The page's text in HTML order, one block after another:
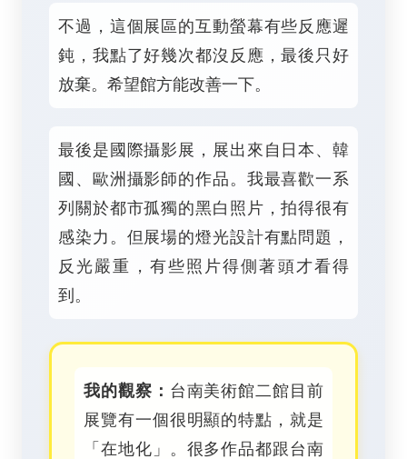
不過，這個展區的互動螢幕有些反應遲
鈍，我點了好幾次都沒反應，最後只好
放棄。希望館方能改善一下。
最後是國際攝影展，展出來自日本、韓
國、歐洲攝影師的作品。我最喜歡一系
列關於都市孤獨的黑白照片，拍得很有
感染力。但展場的燈光設計有點問題，
反光嚴重，有些照片得側著頭才看得
到。
我的觀察： 台南美術館二館目前
展覽有一個很明顯的特點，就是
「在地化」。很多作品都跟台南